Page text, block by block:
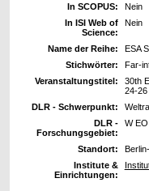
In SCOPUS:
Nein
In ISI Web of
Science:
Nein
Name der Reihe:
ESA
Stichwörter:
Far-
Veranstaltungstitel:
30th
24-26
DLR - Schwerpunkt:
DLR -
Forschungsgebiet:
W
Standort:
Institute &
Einrichtungen: